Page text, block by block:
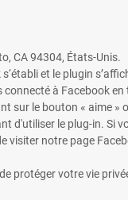
CA 94304, États-Unis.
et le plugin
à Facebook
sur le bouton « aime »
d'utiliser le plug-in. Si
visiter notre page
protéger votre vie